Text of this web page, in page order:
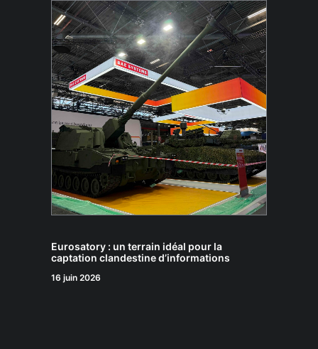
Eurosatory : un terrain idéal pour la
captation clandestine d’informations
16 juin 2026